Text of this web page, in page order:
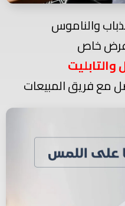
والناموس
خاص
مع فريق المبيعات